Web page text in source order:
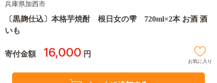
兵庫県加西市
〔黒麹仕込〕本格芋焼酎 根日女の雫 720ml×2本 お酒 酒
いも
寄付金額 16,000 円
お気に入り